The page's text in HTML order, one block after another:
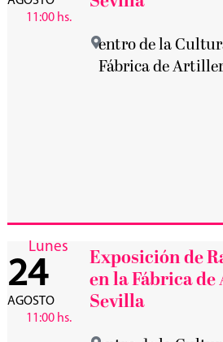
11:00 hs.
entro de la
Fábrica de
Lunes
24
AGOSTO
11:00 hs.
Exposición de
en la Fábrica
Sevilla